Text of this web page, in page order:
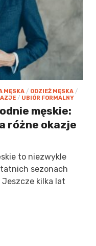
MĘSKA / ODZIEŻ MĘSKA /
/ UBIÓR FORMALNY
męskie:
różne okazje
to niezwykle
sezonach
kilka lat